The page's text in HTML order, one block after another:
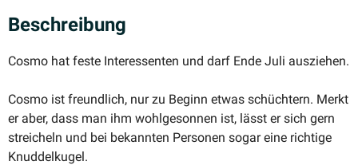
Beschreibung
Cosmo hat feste Inter­es­senten und darf Ende Juli ausziehen.
Cosmo ist freundlich, nur zu Beginn etwas schüchtern. Merkt
er aber, dass man ihm wohlge­sonnen ist, lässt er sich gern
strei­cheln und bei bekannten Personen sogar eine richtige
Knuddelkugel.